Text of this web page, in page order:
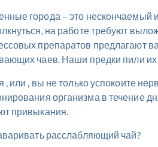
города – это нескончаемый
на работе требуют
препаратов предлагают
чаев. Наши предки пили
, или , вы не только успокоите
организма в течение
привыкания.
расслабляющий чай?